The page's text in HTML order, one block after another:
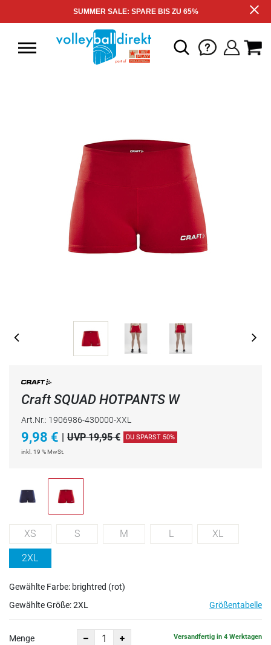
SUMMER SALE: SPARE BIS ZU 65%
Craft SQUAD HOTPANTS W
Art.Nr.: 1906986-430000-XXL
9,98 € | UVP 19,95 € DU SPARST 50%
inkl. 19 % MwSt.
XS S M L XL
2XL
Gewählte Farbe: brightred (rot)
Gewählte Größe:2XL Größentabelle
Menge Versandfertig in 4 Werktagen